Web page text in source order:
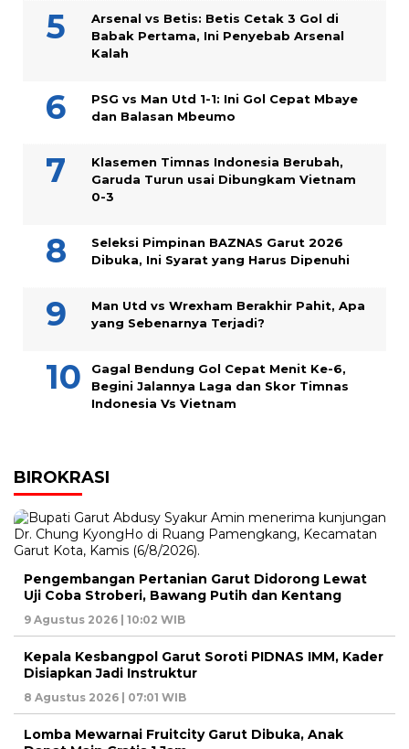
Arsenal vs Betis: Betis Cetak 3 Gol di
Babak Pertama, Ini Penyebab Arsenal
Kalah
PSG vs Man Utd 1-1: Ini Gol Cepat Mbaye
dan Balasan Mbeumo
Klasemen Timnas Indonesia Berubah,
Garuda Turun usai Dibungkam Vietnam
0-3
Seleksi Pimpinan BAZNAS Garut 2026
Dibuka, Ini Syarat yang Harus Dipenuhi
Man Utd vs Wrexham Berakhir Pahit, Apa
yang Sebenarnya Terjadi?
Gagal Bendung Gol Cepat Menit Ke-6,
Begini Jalannya Laga dan Skor Timnas
Indonesia Vs Vietnam
BIROKRASI
Pengembangan Pertanian Garut Didorong Lewat
Uji Coba Stroberi, Bawang Putih dan Kentang
9 Agustus 2026 | 10:02 WIB
Kepala Kesbangpol Garut Soroti PIDNAS IMM, Kader
Disiapkan Jadi Instruktur
8 Agustus 2026 | 07:01 WIB
Lomba Mewarnai Fruitcity Garut Dibuka, Anak